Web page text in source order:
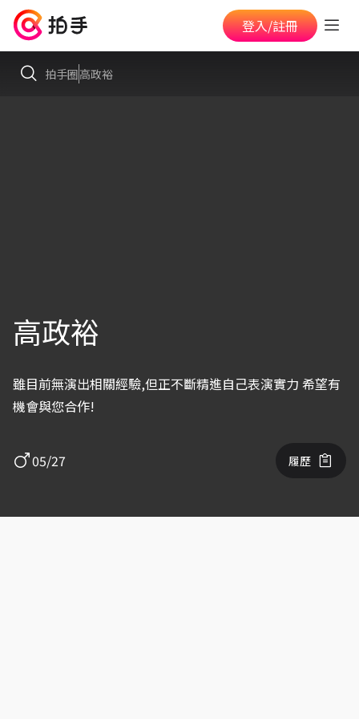
登入/註冊
拍手圈高政裕
高政裕
雖目前無演出相關經驗,但正不斷精進自己表演實力 希望有
機會與您合作!
05/27 履歷